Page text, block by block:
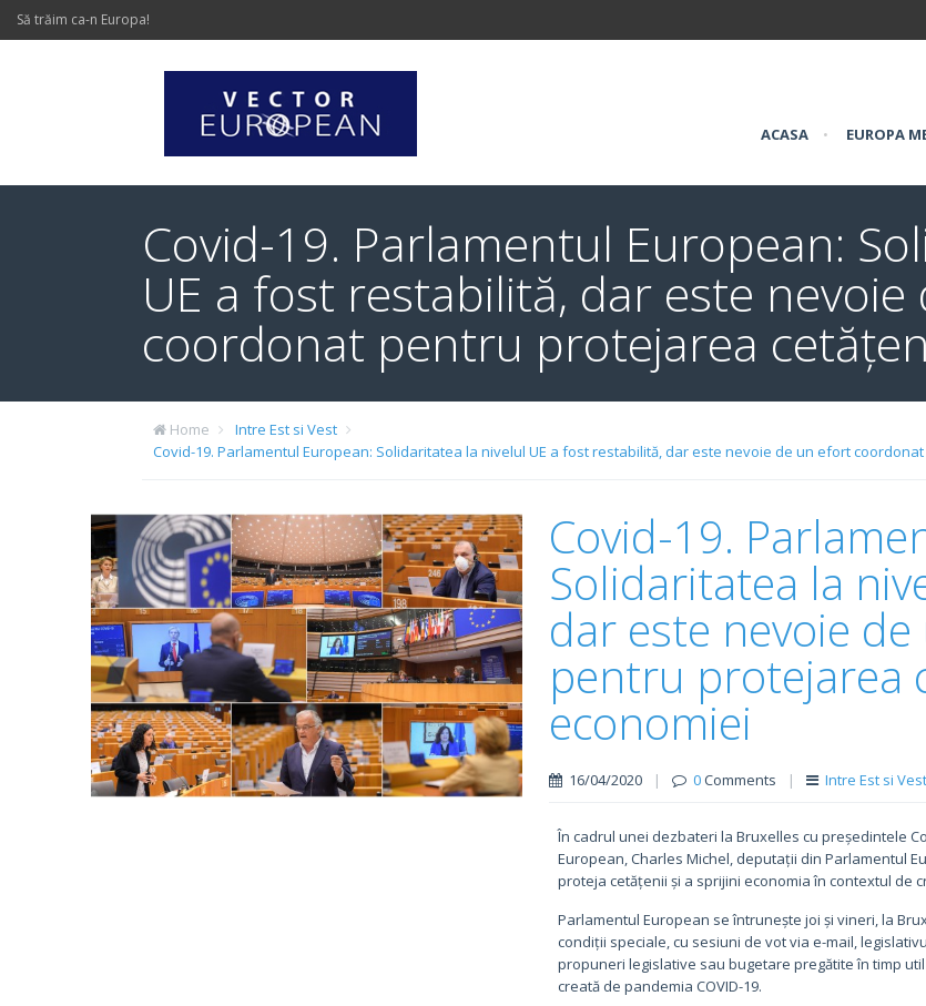
Să trăim ca-n Europa!
ACASA • EUROPA
Covid-19. Parlamentul European:
UE a fost restabilită, dar este
coordonat pentru protejarea
Home
Intre Est si Vest
Covid-19. Parlamentul European: Solidaritatea la nivelul UE a fost restabilită, dar este nevoie de un efort
Covid-19.
Solidaritatea la
dar este nevoie
pentru protejarea
economiei
16/04/2020 | 0Comments | Intre Est si Vest
În cadrul unei dezbateri la Bruxelles cu președintele
European, Charles Michel, deputații din Parlamentul
proteja cetățenii și a sprijini economia în contextul de
Parlamentul European se întrunește joi și vineri, la
condiții speciale, cu sesiuni de vot via e-mail,
propuneri legislative sau bugetare pregătite în timp
creată de pandemia COVID-19.